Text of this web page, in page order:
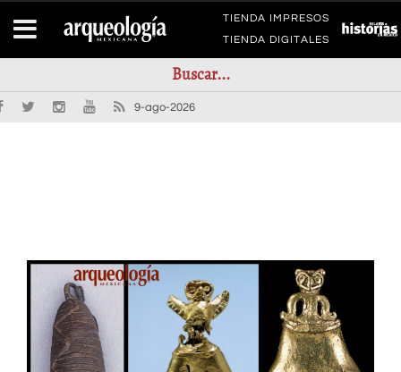
TIENDA IMPRESOS
TIENDA DIGITALES
9-ago-2026